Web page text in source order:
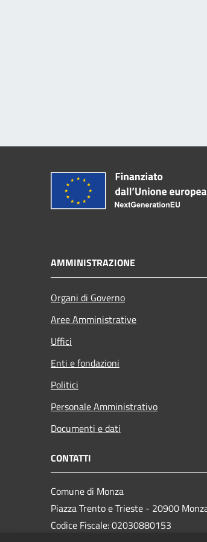
AMMINISTRAZIONE
Organi di Governo
Aree Amministrative
Uffici
Enti e fondazioni
Politici
Personale Amministrativo
Documenti e dati
CONTATTI
Comune di Monza
Piazza Trento e Trieste - 20900
Codice Fiscale: 02030880153